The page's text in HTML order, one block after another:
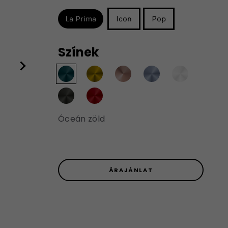
La Prima Icon Pop
Színek
Óceán zöld
ÁRAJÁNLAT